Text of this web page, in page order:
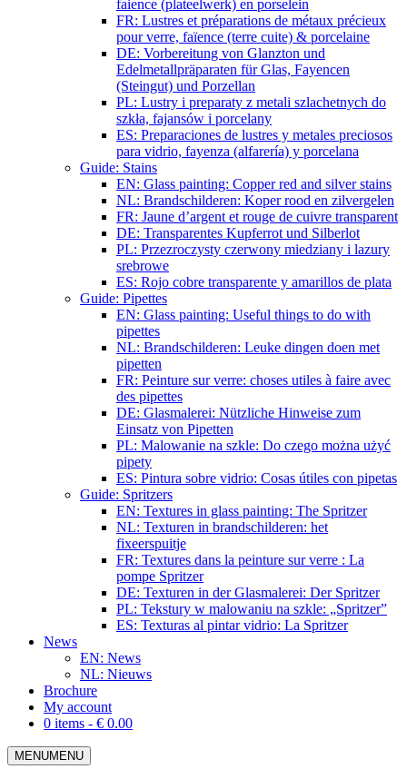
faience (plateelwerk) en porselein
FR: Lustres et préparations de métaux précieux
pour verre, faïence (terre cuite) & porcelaine
DE: Vorbereitung von Glanzton und
Edelmetallpräparaten für Glas, Fayencen
(Steingut) und Porzellan
PL: Lustry i preparaty z metali szlachetnych do
szkła, fajansów i porcelany
ES: Preparaciones de lustres y metales preciosos
para vidrio, fayenza (alfarería) y porcelana
Guide: Stains
EN: Glass painting: Copper red and silver stains
NL: Brandschilderen: Koper rood en zilvergelen
FR: Jaune d’argent et rouge de cuivre transparent
DE: Transparentes Kupferrot und Silberlot
PL: Przezroczysty czerwony miedziany i lazury
srebrowe
ES: Rojo cobre transparente y amarillos de plata
Guide: Pipettes
EN: Glass painting: Useful things to do with
pipettes
NL: Brandschilderen: Leuke dingen doen met
pipetten
FR: Peinture sur verre: choses utiles à faire avec
des pipettes
DE: Glasmalerei: Nützliche Hinweise zum
Einsatz von Pipetten
PL: Malowanie na szkle: Do czego można użyć
pipety
ES: Pintura sobre vidrio: Cosas útiles con pipetas
Guide: Spritzers
EN: Textures in glass painting: The Spritzer
NL: Texturen in brandschilderen: het
fixeerspuitje
FR: Textures dans la peinture sur verre : La
pompe Spritzer
DE: Texturen in der Glasmalerei: Der Spritzer
PL: Tekstury w malowaniu na szkle: „Spritzer”
ES: Texturas al pintar vidrio: La Spritzer
News
EN: News
NL: Nieuws
Brochure
My account
0 items - € 0.00
MENUMENU